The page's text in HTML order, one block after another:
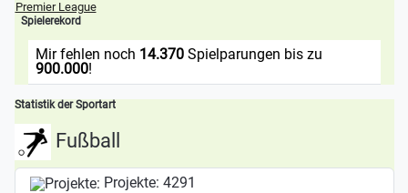
Premier League
Spielerekord
Mir fehlen noch 14.370Spielparungen bis zu
900.000!
Statistik der Sportart
Fußball
Projekte: 4291